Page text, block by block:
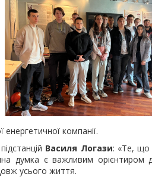
компанії.
Василя Логази: «Те, що
думка є важливим орієнтиром
усього життя.